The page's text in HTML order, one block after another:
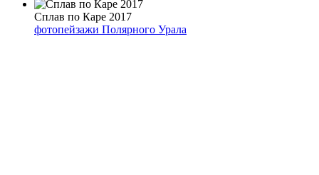
Сплав по Каре 2017
фотопейзажи Полярного Урала